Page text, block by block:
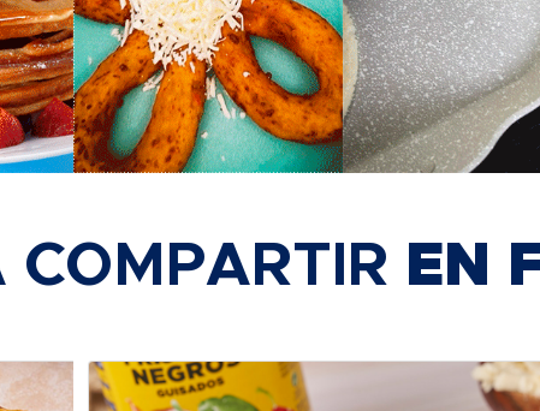
COMPARTIR EN